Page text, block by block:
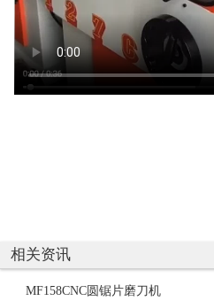
相关资讯
MF158CNC圆锯片磨刀机